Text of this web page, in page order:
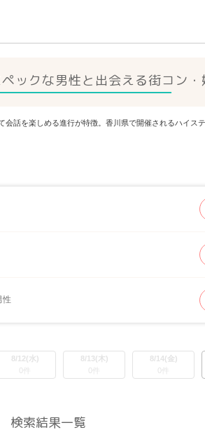
ックな男性と出会える街コン
話を楽しめる進行が特徴。香川県で開催されるハイス
性
8/12(水)
0件
8/13(木)
0件
8/14(金)
0件
検索結果一覧